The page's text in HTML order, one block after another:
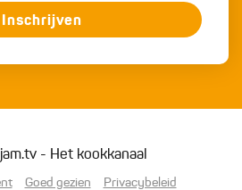
Inschrijven
- Het kookkanaal
Goed gezien Privacybeleid